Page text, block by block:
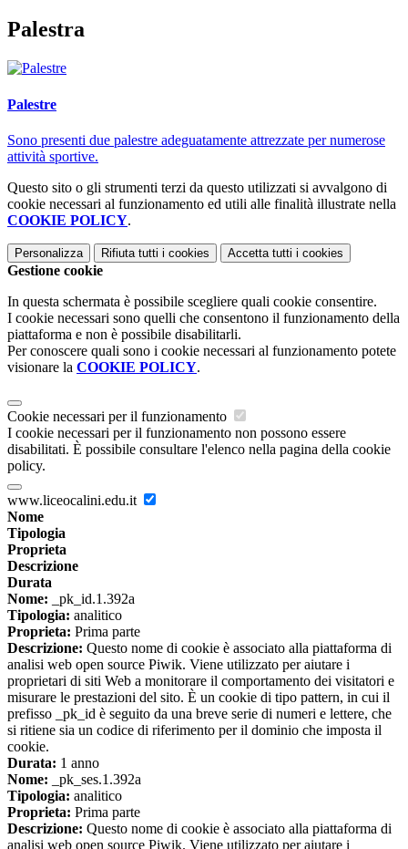
Palestra
Palestre
Sono presenti due palestre adeguatamente attrezzate per numerose
attività sportive.
Questo sito o gli strumenti terzi da questo utilizzati si avvalgono di
cookie necessari al funzionamento ed utili alle finalità illustrate nella
COOKIE POLICY.
Personalizza Rifiuta tutti i cookies Accetta tutti i cookies
Gestione cookie
In questa schermata è possibile scegliere quali cookie consentire.
I cookie necessari sono quelli che consentono il funzionamento della
piattaforma e non è possibile disabilitarli.
Per conoscere quali sono i cookie necessari al funzionamento potete
visionare la COOKIE POLICY.
Cookie necessari per il funzionamento
I cookie necessari per il funzionamento non possono essere
disabilitati. È possibile consultare l'elenco nella pagina della cookie
policy.
www.liceocalini.edu.it
Nome
Tipologia
Proprieta
Descrizione
Durata
Nome: _pk_id.1.392a
Tipologia: analitico
Proprieta: Prima parte
Descrizione: Questo nome di cookie è associato alla piattaforma di
analisi web open source Piwik. Viene utilizzato per aiutare i
proprietari di siti Web a monitorare il comportamento dei visitatori e
misurare le prestazioni del sito. È un cookie di tipo pattern, in cui il
prefisso _pk_id è seguito da una breve serie di numeri e lettere, che
si ritiene sia un codice di riferimento per il dominio che imposta il
cookie.
Durata: 1 anno
Nome: _pk_ses.1.392a
Tipologia: analitico
Proprieta: Prima parte
Descrizione: Questo nome di cookie è associato alla piattaforma di
analisi web open source Piwik. Viene utilizzato per aiutare i